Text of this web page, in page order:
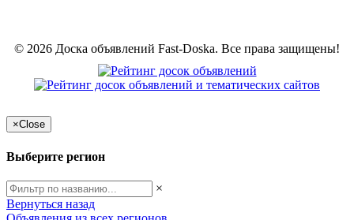
© 2026 Доска объявлений Fast-Doska. Все права защищены!
×Close
Выберите регион
×
Вернуться назад